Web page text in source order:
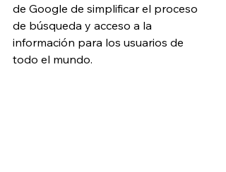
de Google de simplificar el proceso
de búsqueda y acceso a la
información para los usuarios de
todo el mundo.